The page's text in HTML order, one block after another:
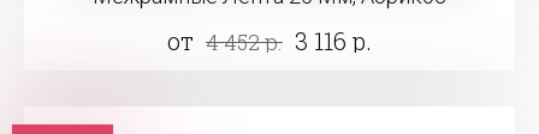
от 4 452 р. 3 116 р.